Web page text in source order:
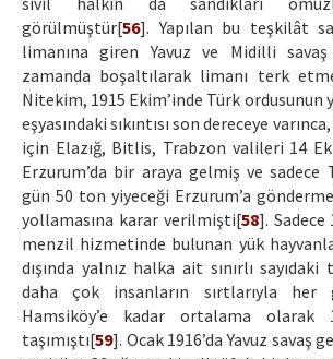
görülmüştür[56]. Yapılan bu teşkilât
limanına giren Yavuz ve Midilli
zamanda boşaltılarak limanı terk
Nitekim, 1915 Ekim’inde Türk ordusunun
eşyasındaki sıkıntısı son dereceye
için Elazığ, Bitlis, Trabzon valileri 14
Erzurum’da bir araya gelmiş ve
gün 50 ton yiyeceği Erzurum’a
yollamasına karar verilmişti[58]. Sadece
menzil hizmetinde bulunan yük
dışında yalnız halka ait sınırlı sayıdaki
daha çok insanların sırtlarıyla her
Hamsiköy’e kadar ortalama olarak
taşımıştı[59]. Ocak 1916’da Yavuz savaş